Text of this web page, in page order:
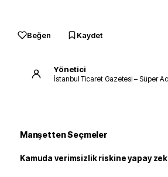
Beğen Kaydet
Yönetici
İstanbul Ticaret Gazetesi – Süper
Manşetten Seçmeler
Kamuda verimsizlik riskine yapay